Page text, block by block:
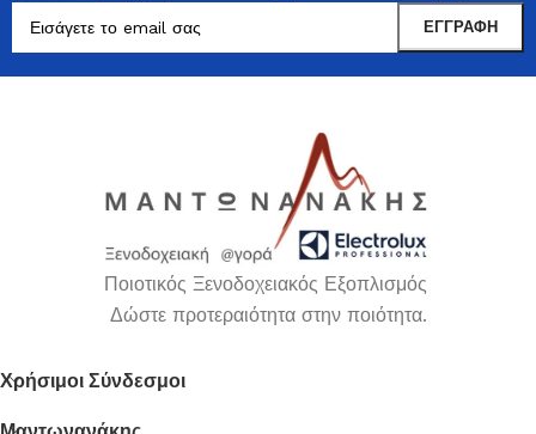
Ποιοτικός Ξενοδοχειακός Εξοπλισμός
Δώστε προτεραιότητα στην ποιότητα.
Χρήσιμοι Σύνδεσμοι